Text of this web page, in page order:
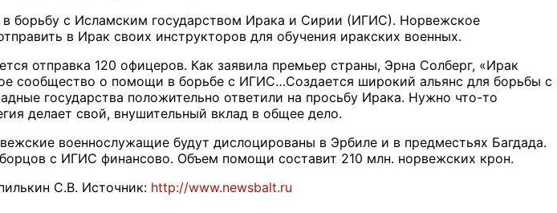
в борьбу с Исламским государством Ирака и Сирии (ИГИС). Норвежское
в Ирак своих инструкторов для обучения иракских военных.
отправка 120 офицеров. Как заявила премьер страны, Эрна Солберг, «Ирак
сообщество о помощи в борьбе с ИГИС…Создается широкий альянс для борьбы с
государства положительно ответили на просьбу Ирака. Нужно что-то
делает свой, внушительный вклад в общее дело.
военнослужащие будут дислоцированы в Эрбиле и в предместьях Багдада.
с ИГИС финансово. Объем помощи составит 210 млн. норвежских крон.
С.В. Источник: http://www.newsbalt.ru